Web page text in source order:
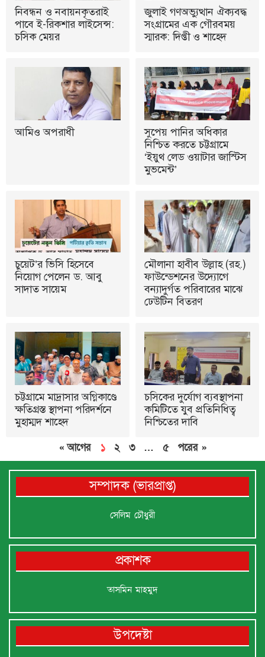
নিবন্ধন ও নবায়নকৃতরাই
পাবে ই-রিকশার লাইসেন্স:
চসিক মেয়র
জুলাই গণঅভ্যুত্থান ঐক্যবদ্ধ
সংগ্রামের এক গৌরবময়
স্মারক: দিপ্তী ও শাহেদ
আমিও অপরাধী
সুপেয় পানির অধিকার
নিশ্চিত করতে চট্টগ্রামে
‘ইয়ুথ লেড ওয়াটার জাস্টিস
মুভমেন্ট’
চুয়েট’র ভিসি হিসেবে
নিয়োগ পেলেন ড. আবু
সাদাত সায়েম
মৌলানা হাবীব উল্লাহ (রহ.)
ফাউন্ডেশনের উদ্যোগে
বন্যাদুর্গত পরিবারের মাঝে
ঢেউটিন বিতরণ
চট্টগ্রামে মাদ্রাসার অগ্নিকাণ্ডে
ক্ষতিগ্রস্ত স্থাপনা পরিদর্শনে
মুহাম্মদ শাহেদ
চসিকের দুর্যোগ ব্যবস্থাপনা
কমিটিতে যুব প্রতিনিধিত্ব
নিশ্চিতের দাবি
« আগের ১ ২ ৩ … ৫ পরের »
সম্পাদক (ভারপ্রাপ্ত)
সেলিম চৌধুরী
প্রকাশক
তাসমিন মাহমুদ
উপদেষ্টা